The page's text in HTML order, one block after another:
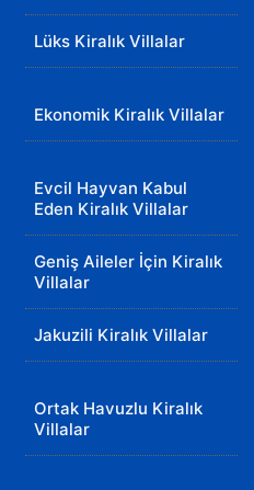
Lüks Kiralık Villalar
Ekonomik Kiralık Villalar
Evcil Hayvan Kabul
Eden Kiralık Villalar
Geniş Aileler İçin Kiralık
Villalar
Jakuzili Kiralık Villalar
Ortak Havuzlu Kiralık
Villalar